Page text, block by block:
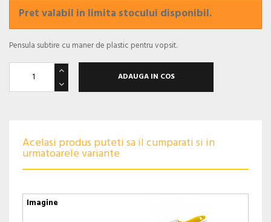
Pret valabil in limita stocului disponibil.
Pensula subtire cu maner de plastic pentru vopsit.
ADAUGA IN COS
Acelasi produs puteti sa il cumparati si in
urmatoarele variante